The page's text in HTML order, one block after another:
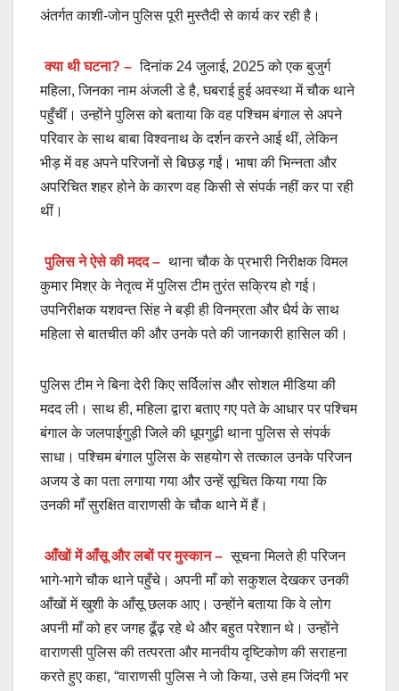
अंतर्गत काशी-जोन पुलिस पूरी मुस्तैदी से कार्य कर रही है।
क्या थी घटना? – दिनांक 24 जुलाई, 2025 को एक बुजुर्ग
महिला, जिनका नाम अंजली डे है, घबराई हुई अवस्था में चौक थाने
पहुँचीं। उन्होंने पुलिस को बताया कि वह पश्चिम बंगाल से अपने
परिवार के साथ बाबा विश्वनाथ के दर्शन करने आई थीं, लेकिन
भीड़ में वह अपने परिजनों से बिछड़ गईं। भाषा की भिन्नता और
अपरिचित शहर होने के कारण वह किसी से संपर्क नहीं कर पा रही
थीं।
पुलिस ने ऐसे की मदद – थाना चौक के प्रभारी निरीक्षक विमल
कुमार मिश्र के नेतृत्व में पुलिस टीम तुरंत सक्रिय हो गई।
उपनिरीक्षक यशवन्त सिंह ने बड़ी ही विनम्रता और धैर्य के साथ
महिला से बातचीत की और उनके पते की जानकारी हासिल की।
पुलिस टीम ने बिना देरी किए सर्विलांस और सोशल मीडिया की
मदद ली। साथ ही, महिला द्वारा बताए गए पते के आधार पर पश्चिम
बंगाल के जलपाईगुड़ी जिले की धूपगुढ़ी थाना पुलिस से संपर्क
साधा। पश्चिम बंगाल पुलिस के सहयोग से तत्काल उनके परिजन
अजय डे का पता लगाया गया और उन्हें सूचित किया गया कि
उनकी माँ सुरक्षित वाराणसी के चौक थाने में हैं।
आँखों में आँसू और लबों पर मुस्कान – सूचना मिलते ही परिजन
भागे-भागे चौक थाने पहुँचे। अपनी माँ को सकुशल देखकर उनकी
आँखों में खुशी के आँसू छलक आए। उन्होंने बताया कि वे लोग
अपनी माँ को हर जगह ढूँढ़ रहे थे और बहुत परेशान थे। उन्होंने
वाराणसी पुलिस की तत्परता और मानवीय दृष्टिकोण की सराहना
करते हुए कहा, “वाराणसी पुलिस ने जो किया, उसे हम जिंदगी भर